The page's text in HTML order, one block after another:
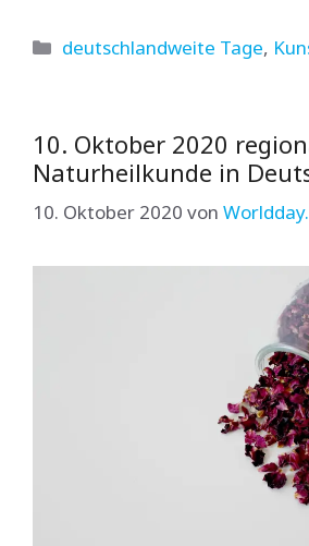
Kategorien
deutschlandweite Tage,
10. Oktober 2020
Naturheilkunde in
10. Oktober 2020 von